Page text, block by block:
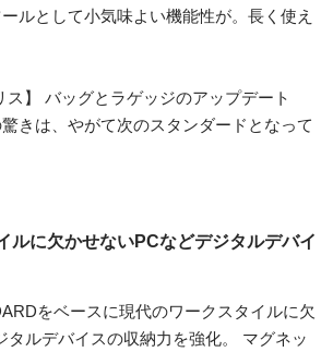
ルとして小気味よい機能性が。長く使え
ス】 バッグとラゲッジのアップデート
きは、やがて次のスタンダードとなって
ルに欠かせないPCなどデジタルデバイ
をベースに現代のワークスタイルに欠
タルデバイスの収納力を強化。 マグネッ